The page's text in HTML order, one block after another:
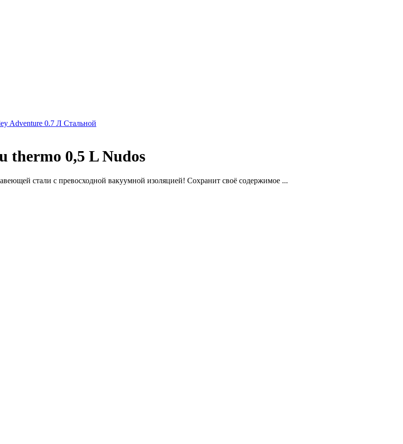
Adventure 0.7 Л Стальной
thermo 0,5 L Nudos
стали с превосходной вакуумной изоляцией! Сохранит своё содержимое ...